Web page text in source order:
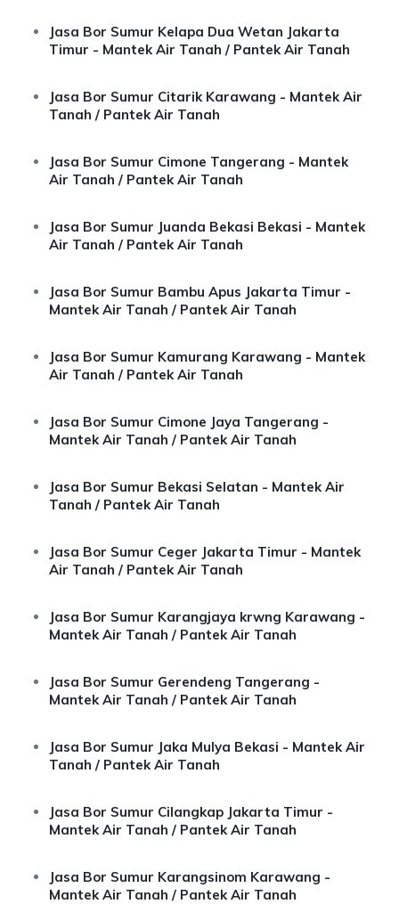
Jasa Bor Sumur Kelapa Dua Wetan Jakarta
Timur - Mantek Air Tanah / Pantek Air Tanah
Jasa Bor Sumur Citarik Karawang - Mantek Air
Tanah / Pantek Air Tanah
Jasa Bor Sumur Cimone Tangerang - Mantek
Air Tanah / Pantek Air Tanah
Jasa Bor Sumur Juanda Bekasi Bekasi - Mantek
Air Tanah / Pantek Air Tanah
Jasa Bor Sumur Bambu Apus Jakarta Timur -
Mantek Air Tanah / Pantek Air Tanah
Jasa Bor Sumur Kamurang Karawang - Mantek
Air Tanah / Pantek Air Tanah
Jasa Bor Sumur Cimone Jaya Tangerang -
Mantek Air Tanah / Pantek Air Tanah
Jasa Bor Sumur Bekasi Selatan - Mantek Air
Tanah / Pantek Air Tanah
Jasa Bor Sumur Ceger Jakarta Timur - Mantek
Air Tanah / Pantek Air Tanah
Jasa Bor Sumur Karangjaya krwng Karawang -
Mantek Air Tanah / Pantek Air Tanah
Jasa Bor Sumur Gerendeng Tangerang -
Mantek Air Tanah / Pantek Air Tanah
Jasa Bor Sumur Jaka Mulya Bekasi - Mantek Air
Tanah / Pantek Air Tanah
Jasa Bor Sumur Cilangkap Jakarta Timur -
Mantek Air Tanah / Pantek Air Tanah
Jasa Bor Sumur Karangsinom Karawang -
Mantek Air Tanah / Pantek Air Tanah